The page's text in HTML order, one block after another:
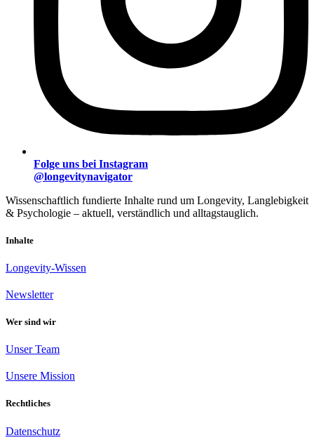
Folge uns bei Instagram
@longevitynavigator
Wissenschaftlich fundierte Inhalte rund um Longevity, Langlebigkeit
& Psychologie – aktuell, verständlich und alltagstauglich.
Inhalte
Longevity-Wissen
Newsletter
Wer sind wir
Unser Team
Unsere Mission
Rechtliches
Datenschutz